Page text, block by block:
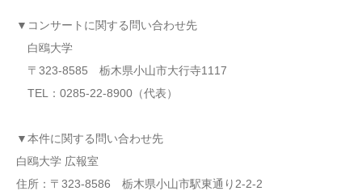
▼コンサートに関する問い合わせ先
白鴎大学
〒323-8585 栃木県小山市大行寺1117
TEL：0285-22-8900（代表）
▼本件に関する問い合わせ先
白鴎大学 広報室
住所：〒323-8586 栃木県小山市駅東通り2-2-2